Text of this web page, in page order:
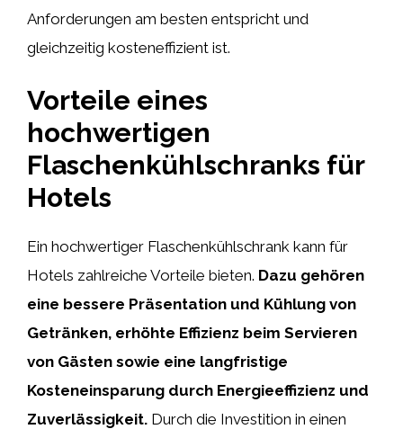
Anforderungen am besten entspricht und
gleichzeitig kosteneffizient ist.
Vorteile eines
hochwertigen
Flaschenkühlschranks für
Hotels
Ein hochwertiger Flaschenkühlschrank kann für
Hotels zahlreiche Vorteile bieten. Dazu gehören
eine bessere Präsentation und Kühlung von
Getränken, erhöhte Effizienz beim Servieren
von Gästen sowie eine langfristige
Kosteneinsparung durch Energieeffizienz und
Zuverlässigkeit. Durch die Investition in einen